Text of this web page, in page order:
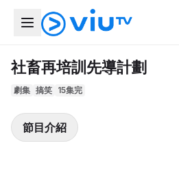
社畜再培訓先導計劃
劇集 搞笑 15集完
節目介紹